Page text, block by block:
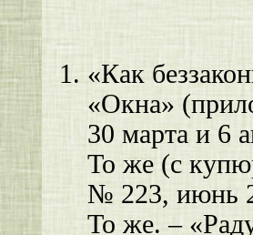
«Как
«Окна»
30 марта и 6
То же (с
№ 223, июнь
То же. –